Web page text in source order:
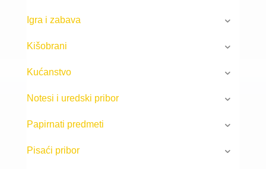
Igra i zabava
Kišobrani
Kućanstvo
Notesi i uredski pribor
Papirnati predmeti
Pisaći pribor